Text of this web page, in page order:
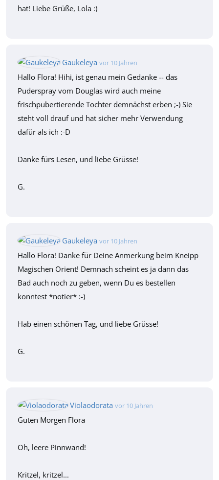
hat! Liebe Grüße, Lola :)
Gaukeleya vor 10 Jahren
Hallo Flora! Hihi, ist genau mein Gedanke -- das
Puderspray vom Douglas wird auch meine
frischpubertierende Tochter demnächst erben ;-) Sie
steht voll drauf und hat sicher mehr Verwendung
dafür als ich :-D
Danke fürs Lesen, und liebe Grüsse!
G.
Gaukeleya vor 10 Jahren
Hallo Flora! Danke für Deine Anmerkung beim Kneipp
Magischen Orient! Demnach scheint es ja dann das
Bad auch noch zu geben, wenn Du es bestellen
konntest *notier* :-)
Hab einen schönen Tag, und liebe Grüsse!
G.
Violaodorata vor 10 Jahren
Guten Morgen Flora
Oh, leere Pinnwand!
Kritzel, kritzel...